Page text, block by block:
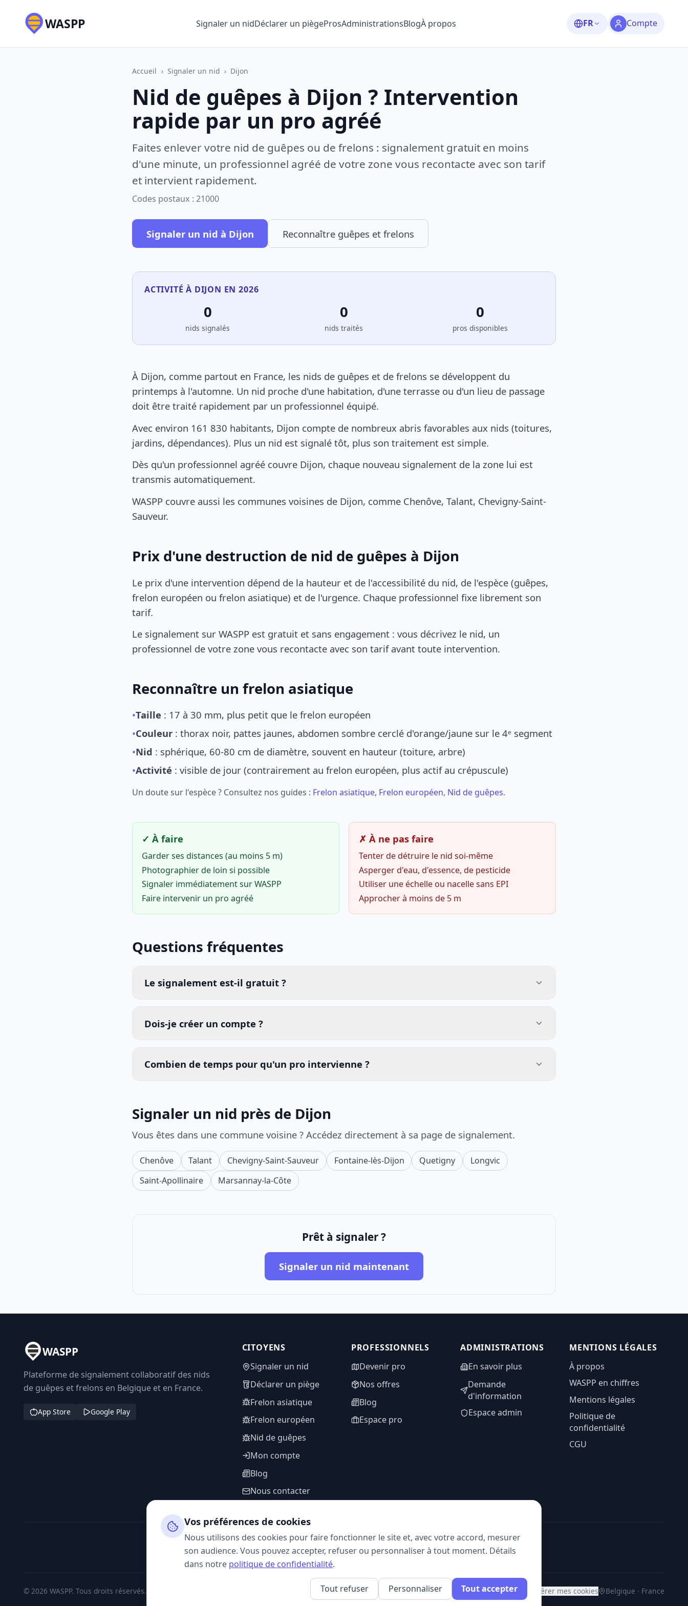
WASPP Signaler un nidDéclarer un piègeProsAdministrationsBlogÀ propos FR Compte
Accueil › Signaler un nid › Dijon
Nid de guêpes à Dijon ? Intervention
rapide par un pro agréé
Faites enlever votre nid de guêpes ou de frelons : signalement gratuit en moins
d'une minute, un professionnel agréé de votre zone vous recontacte avec son tarif
et intervient rapidement.
Codes postaux : 21000
Signaler un nid à Dijon Reconnaître guêpes et frelons
ACTIVITÉ À DIJON EN 2026
0
nids signalés
0
nids traités
0
pros disponibles
À Dijon, comme partout en France, les nids de guêpes et de frelons se développent du
printemps à l'automne. Un nid proche d'une habitation, d'une terrasse ou d'un lieu de passage
doit être traité rapidement par un professionnel équipé.
Avec environ 161 830 habitants, Dijon compte de nombreux abris favorables aux nids (toitures,
jardins, dépendances). Plus un nid est signalé tôt, plus son traitement est simple.
Dès qu'un professionnel agréé couvre Dijon, chaque nouveau signalement de la zone lui est
transmis automatiquement.
WASPP couvre aussi les communes voisines de Dijon, comme Chenôve, Talant, Chevigny-Saint-
Sauveur.
Prix d'une destruction de nid de guêpes à Dijon
Le prix d'une intervention dépend de la hauteur et de l'accessibilité du nid, de l'espèce (guêpes,
frelon européen ou frelon asiatique) et de l'urgence. Chaque professionnel fixe librement son
tarif.
Le signalement sur WASPP est gratuit et sans engagement : vous décrivez le nid, un
professionnel de votre zone vous recontacte avec son tarif avant toute intervention.
Reconnaître un frelon asiatique
•Taille : 17 à 30 mm, plus petit que le frelon européen
•Couleur : thorax noir, pattes jaunes, abdomen sombre cerclé d'orange/jaune sur le 4ᵉ segment
•Nid : sphérique, 60-80 cm de diamètre, souvent en hauteur (toiture, arbre)
•Activité : visible de jour (contrairement au frelon européen, plus actif au crépuscule)
Un doute sur l'espèce ? Consultez nos guides : Frelon asiatique, Frelon européen, Nid de guêpes.
✓ À faire
Garder ses distances (au moins 5 m)
Photographier de loin si possible
Signaler immédiatement sur WASPP
Faire intervenir un pro agréé
✗ À ne pas faire
Tenter de détruire le nid soi-même
Asperger d'eau, d'essence, de pesticide
Utiliser une échelle ou nacelle sans EPI
Approcher à moins de 5 m
Questions fréquentes
Le signalement est-il gratuit ?
Dois-je créer un compte ?
Combien de temps pour qu'un pro intervienne ?
Signaler un nid près de Dijon
Vous êtes dans une commune voisine ? Accédez directement à sa page de signalement.
Chenôve Talant Chevigny-Saint-Sauveur Fontaine-lès-Dijon Quetigny
Longvic
Saint-Apollinaire
Marsannay-la-Côte
Prêt à signaler ?
Signaler un nid maintenant
WASPP
Plateforme de signalement collaboratif des nids
de guêpes et frelons en Belgique et en France.
App Store Google Play
CITOYENS
Signaler un nid
Déclarer un piège
Frelon asiatique
Frelon européen
Nid de guêpes
Mon compte
Blog
Nous contacter
PROFESSIONNELS
Devenir pro
Nos offres
Blog
Espace pro
ADMINISTRATIONS
En savoir plus
Demande
d'information
Espace admin
MENTIONS LÉGALES
À propos
WASPP en chiffres
Mentions légales
Politique de
confidentialité
CGU
SUIVEZ-NOUS
© 2026 WASPP. Tous droits réservés. Gérer mes cookies Belgique · France
Vos préférences de cookies
Nous utilisons des cookies pour faire fonctionner le site et, avec votre accord, mesurer
son audience. Vous pouvez accepter, refuser ou personnaliser à tout moment. Détails
dans notre politique de confidentialité.
Tout refuser Personnaliser Tout accepter